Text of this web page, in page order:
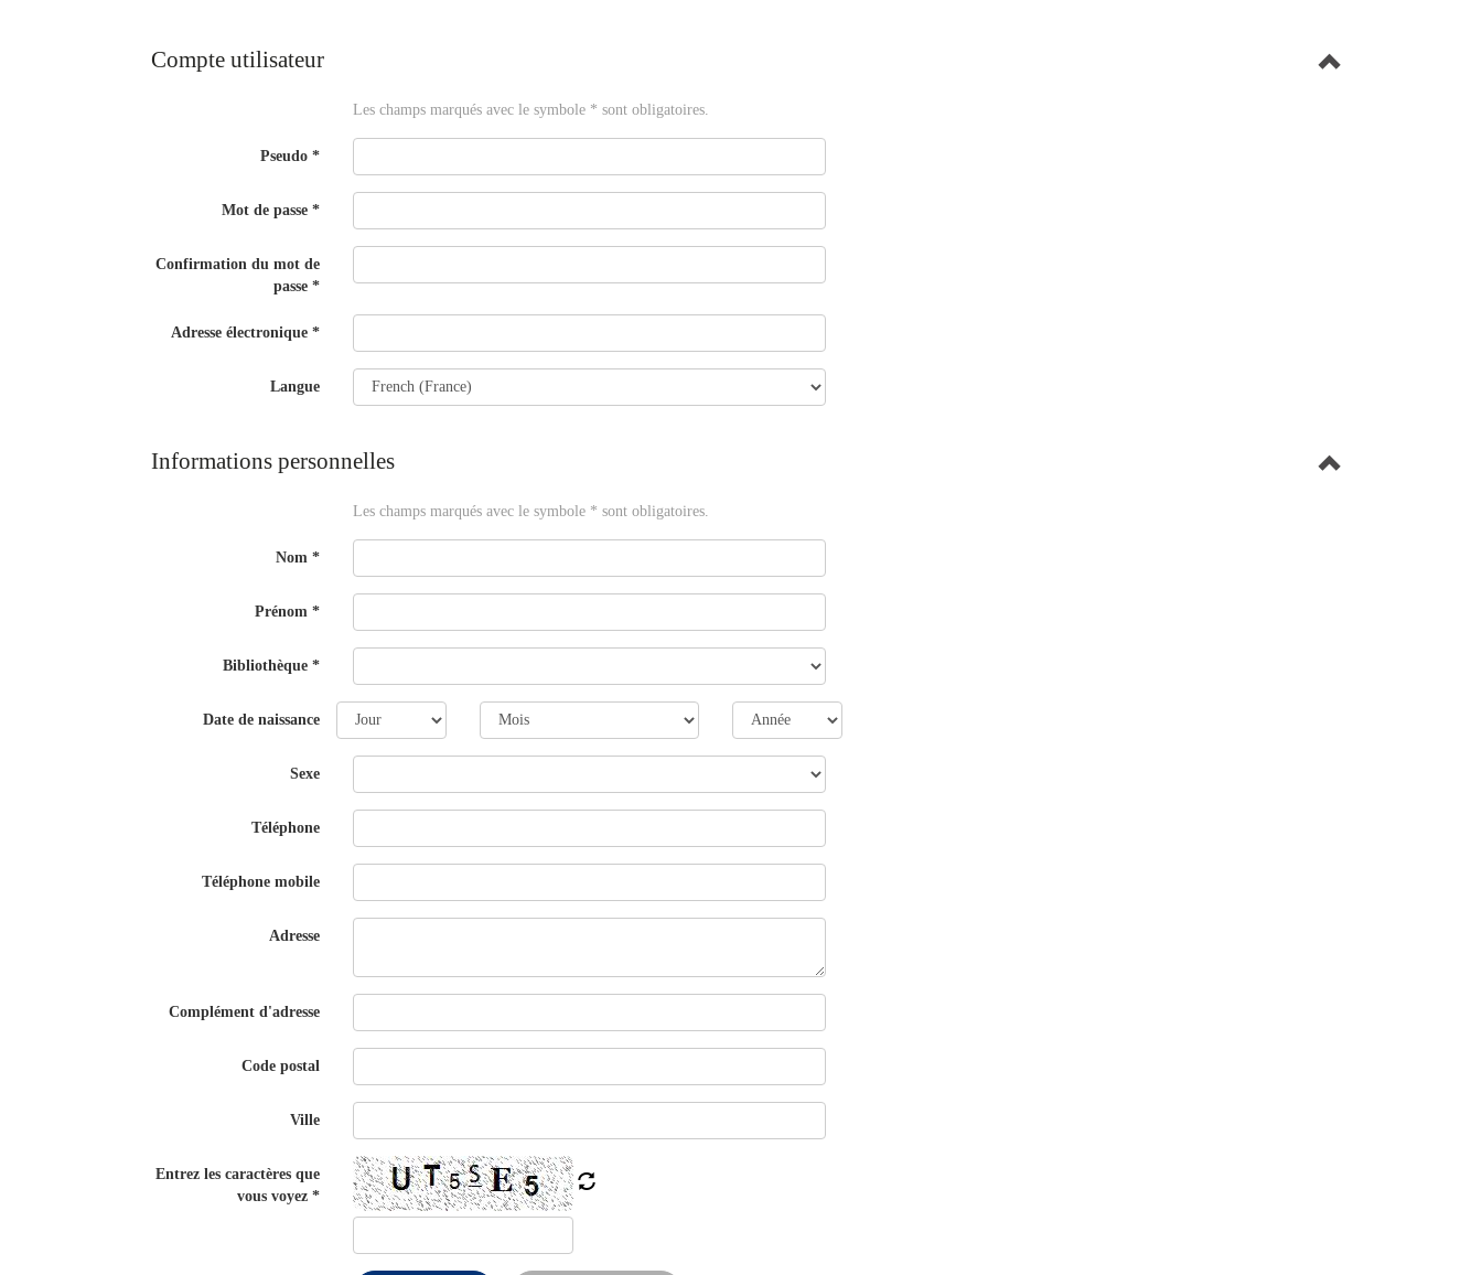
Compte utilisateur
Les champs marqués avec le symbole * sont obligatoires.
Pseudo *
Mot de passe *
Confirmation du mot de
passe *
Adresse électronique *
Langue
Informations personnelles
Les champs marqués avec le symbole * sont obligatoires.
Nom *
Prénom *
Bibliothèque *
Date de naissance
Jour Mois Année
Sexe
Téléphone
Téléphone mobile
Adresse
Complément d'adresse
Code postal
Ville
Entrez les caractères que
vous voyez *